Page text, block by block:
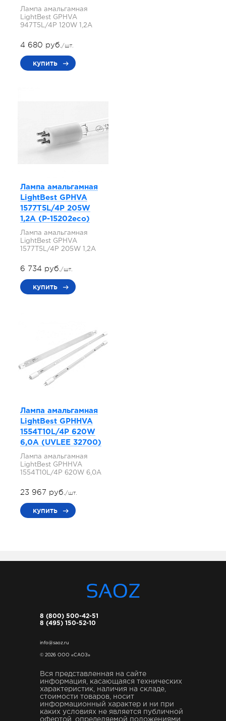
Лампа амальгамная
LightBest GPHVA
947T5L/4P 120W 1,2A
4 680 руб./шт.
купить
Лампа амальгамная
LightBest GPHVA
1577T5L/4P 205W
1,2A (P-15202eco)
Лампа амальгамная
LightBest GPHVA
1577T5L/4P 205W 1,2A
6 734 руб./шт.
купить
Лампа амальгамная
LightBest GPHHVA
1554T10L/4P 620W
6,0A (UVLEE 32700)
Лампа амальгамная
LightBest GPHHVA
1554T10L/4P 620W 6,0A
23 967 руб./шт.
купить
8 (800) 500-42-51
8 (495) 150-52-10
info@saoz.ru
© 2026 ООО «САОЗ»
Вся представленная на сайте
информация, касающаяся технических
характеристик, наличия на складе,
стоимости товаров, носит
информационный характер и ни при
каких условиях не является публичной
офертой, определяемой положениями